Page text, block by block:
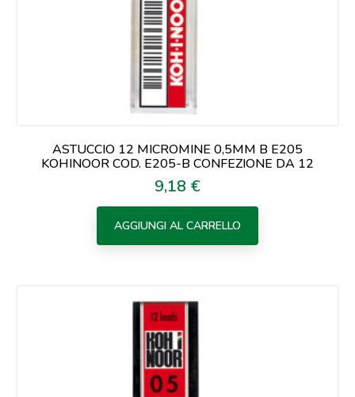
ASTUCCIO 12 MICROMINE 0,5MM B E205
KOHINOOR COD. E205-B CONFEZIONE DA 12
Prezzo
9,18 €
AGGIUNGI AL CARRELLO